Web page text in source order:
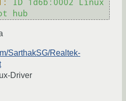
ID 1d6b:0002
Linux
hub
SarthakSG/Realtek-
Driver